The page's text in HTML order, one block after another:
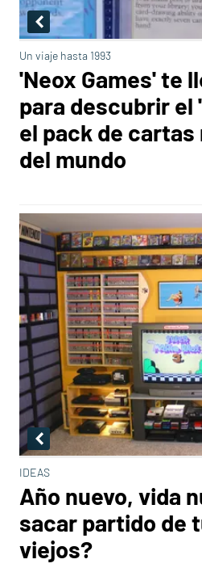
Un viaje hasta 1993
'Neox Games' te
para descubrir el
el pack de cartas
del mundo
IDEAS
Año nuevo, vida
sacar partido de
viejos?